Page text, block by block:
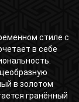
стиле с
в себе
в золотом
гранённый